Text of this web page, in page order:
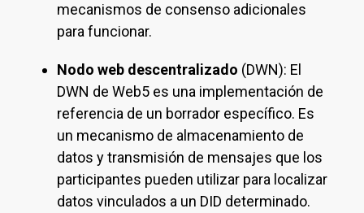
mecanismos de consenso adicionales
para funcionar.
Nodo web descentralizado (DWN): El
DWN de Web5 es una implementación de
referencia de un borrador específico. Es
un mecanismo de almacenamiento de
datos y transmisión de mensajes que los
participantes pueden utilizar para localizar
datos vinculados a un DID determinado.